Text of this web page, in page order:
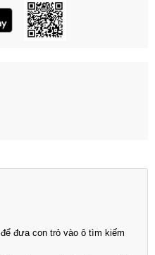
để đưa con trỏ vào ô tìm kiếm